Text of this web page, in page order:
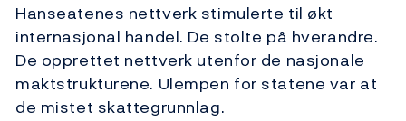
Hanseatenes nettverk stimulerte til økt
internasjonal handel. De stolte på hverandre.
De opprettet nettverk utenfor de nasjonale
maktstrukturene. Ulempen for statene var at
de mistet skattegrunnlag.